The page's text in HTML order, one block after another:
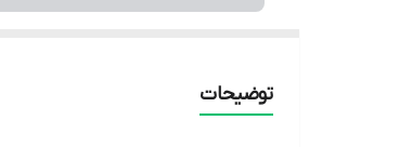
توضیحات